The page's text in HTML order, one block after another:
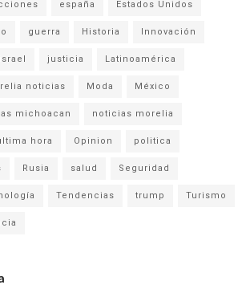
españa Estados Unidos
guerra Historia Innovación
israel justicia Latinoamérica
noticias Moda México
michoacan noticias morelia
hora Opinion politica
Rusia salud Seguridad
Tendencias trump Turismo